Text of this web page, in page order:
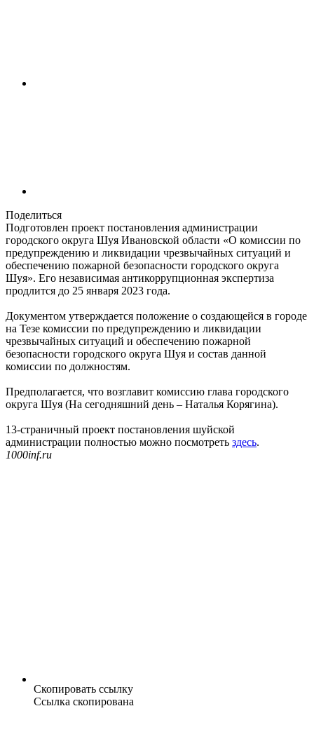
Поделиться
Подготовлен проект постановления администрации
городского округа Шуя Ивановской области «О комиссии по
предупреждению и ликвидации чрезвычайных ситуаций и
обеспечению пожарной безопасности городского округа
Шуя». Его независимая антикоррупционная экспертиза
продлится до 25 января 2023 года.
Документом утверждается положение о создающейся в городе
на Тезе комиссии по предупреждению и ликвидации
чрезвычайных ситуаций и обеспечению пожарной
безопасности городского округа Шуя и состав данной
комиссии по должностям.
Предполагается, что возглавит комиссию глава городского
округа Шуя (На сегодняшний день – Наталья Корягина).
13-страничный проект постановления шуйской
администрации полностью можно посмотреть здесь.
1000inf.ru
Скопировать ссылку
Ссылка скопирована